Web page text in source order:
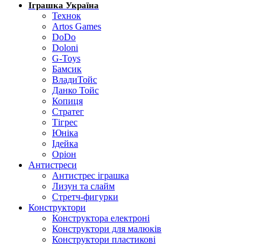
Іграшка Україна
Технок
Artos Games
DoDo
Doloni
G-Toys
Бамсик
ВладиТойс
Данко Тойс
Копиця
Стратег
Тігрес
Юніка
Ідейка
Оріон
Антистреси
Антистрес іграшка
Лизун та слайм
Стретч-фигурки
Конструктори
Конструктора електроні
Конструктори для малюків
Конструктори пластикові